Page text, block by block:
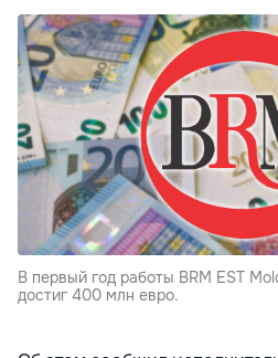
В первый год работы BRM EST
достиг 400 млн евро.